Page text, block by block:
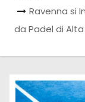
Ravenna si
da Padel di